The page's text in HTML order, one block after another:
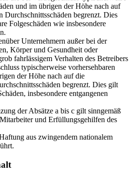
und im übrigen der Höhe nach auf
Durchschnittsschäden begrenzt. Dies
Folgeschäden wie insbesondere
Unternehmern außer bei der
Körper und Gesundheit oder
fahrlässigem Verhalten des Betreibers
typischerweise vorhersehbaren
der Höhe nach auf die
begrenzt. Dies gilt
insbesondere entgangenen
der Absätze a bis c gilt sinngemäß
und Erfüllungsgehilfen des
aus zwingendem nationalem